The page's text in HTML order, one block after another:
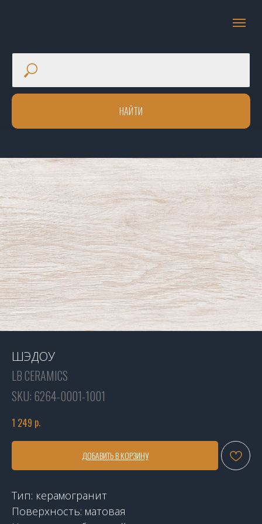
НАЙТИ
ШЭДОУ
LB CERAMICS
SKU: 6264-0001-1001
1 249 р.
ДОБАВИТЬ В КОРЗИНУ
Тип: керамогранит
Поверхность: матовая